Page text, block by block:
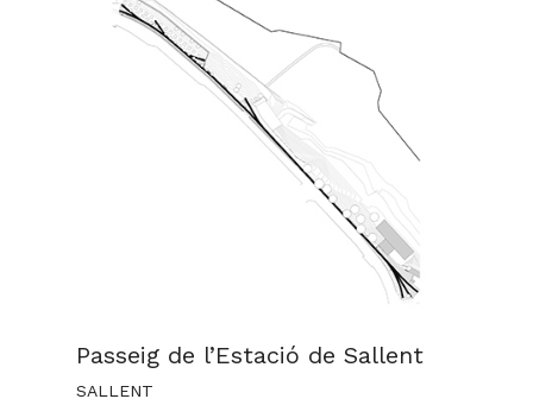
Passeig de l’Estació de Sallent
SALLENT